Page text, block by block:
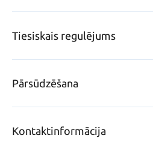
Tiesiskais regulējums
Pārsūdzēšana
Kontaktinformācija